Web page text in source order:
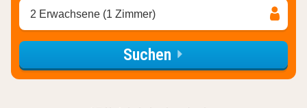
2 Erwachsene (1 Zimmer)
Suchen